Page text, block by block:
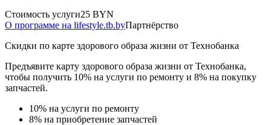
Стоимость услуги25 BYN
О программе на lifestyle.tb.byПартнёрство
Скидки по карте здорового образа жизни от Технобанка
Предъявите карту здорового образа жизни от Технобанка,
чтобы получить 10% на услуги по ремонту и 8% на покупку
запчастей.
10% на услуги по ремонту
8% на приобретение запчастей